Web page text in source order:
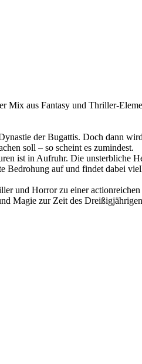
Mix aus Fantasy und Thriller-
der Bugattis. Doch dann
soll – so scheint es zumindest.
ist in Aufruhr. Die unsterbliche
Bedrohung auf und findet dabei
und Horror zu einer actionreichen
Magie zur Zeit des